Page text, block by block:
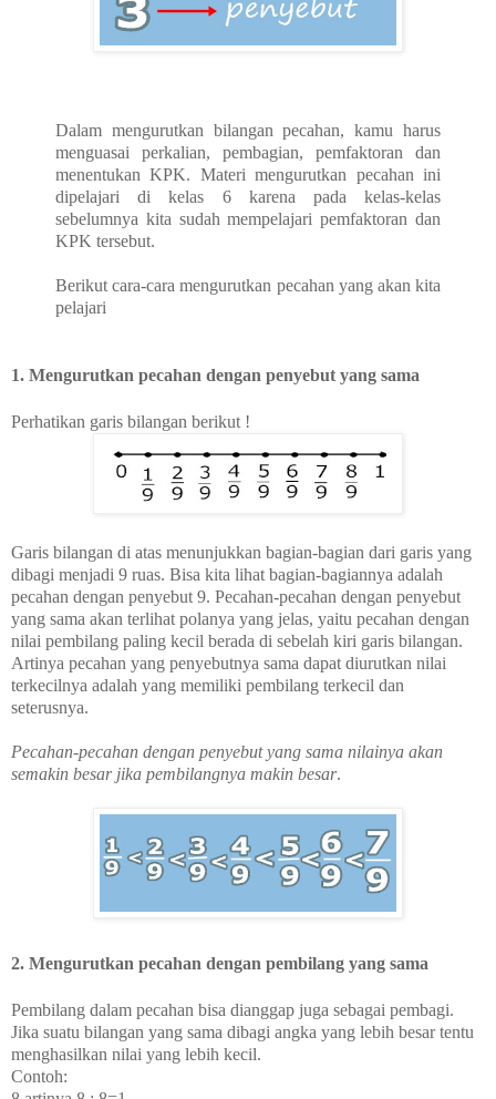
Dalam mengurutkan bilangan pecahan, kamu harus
menguasai perkalian, pembagian, pemfaktoran dan
menentukan KPK. Materi mengurutkan pecahan ini
dipelajari di kelas 6 karena pada kelas-kelas
sebelumnya kita sudah mempelajari pemfaktoran dan
KPK tersebut.
Berikut cara-cara mengurutkan pecahan yang akan kita
pelajari
1. Mengurutkan pecahan dengan penyebut yang sama
Perhatikan garis bilangan berikut !
Garis bilangan di atas menunjukkan bagian-bagian dari garis yang
dibagi menjadi 9 ruas. Bisa kita lihat bagian-bagiannya adalah
pecahan dengan penyebut 9. Pecahan-pecahan dengan penyebut
yang sama akan terlihat polanya yang jelas, yaitu pecahan dengan
nilai pembilang paling kecil berada di sebelah kiri garis bilangan.
Artinya pecahan yang penyebutnya sama dapat diurutkan nilai
terkecilnya adalah yang memiliki pembilang terkecil dan
seterusnya.
Pecahan-pecahan dengan penyebut yang sama nilainya akan
semakin besar jika pembilangnya makin besar.
2. Mengurutkan pecahan dengan pembilang yang sama
Pembilang dalam pecahan bisa dianggap juga sebagai pembagi.
Jika suatu bilangan yang sama dibagi angka yang lebih besar tentu
menghasilkan nilai yang lebih kecil.
Contoh: